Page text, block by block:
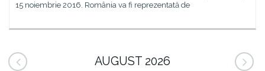
15 noiembrie 2016. România va fi reprezentată de
AUGUST 2026